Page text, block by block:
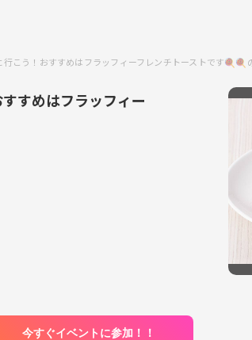
行こう！おすすめはフラッフィーフレンチトーストです🍭🍭
すめはフラッフィー
今すぐイベントに参加！！